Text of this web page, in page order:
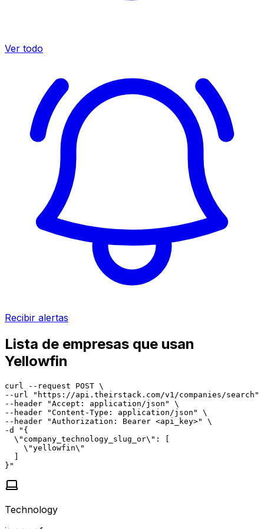
Ver todo
Recibir alertas
Lista de empresas que usan
Yellowfin
curl --request POST \
--url "https://api.theirstack.com/v1/companies/search"
--header "Accept: application/json" \
--header "Content-Type: application/json" \
--header "Authorization: Bearer <api_key>" \
-d "{
  \"company_technology_slug_or\": [
    \"yellowfin\"
  ]
}"
Technology